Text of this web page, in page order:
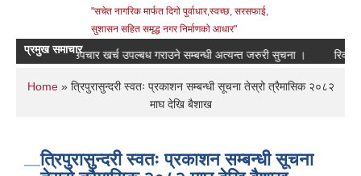
"सचेत नागरिक मार्फत दिगो पुर्वाधार,स्वच्छ, सरसफाई,
सुशासन सहित समृद्ध नगर निर्माणको आधार"
प्रमुख समाचार
‍‌औषधि उपचार खर्च उपल्बध गराउने सम्बन्धी अत्यन्त जरुरी सुचना । रिक्त पदमा
You are here
Home» त्रिपुरासुन्दरी स्वतः प्रकाशन सम्बन्धी सूचना तेस्रो त्रैमासिक २०८२
माघ देखि बैशाख
त्रिपुरासुन्दरी स्वतः प्रकाशन सम्बन्धी सूचना